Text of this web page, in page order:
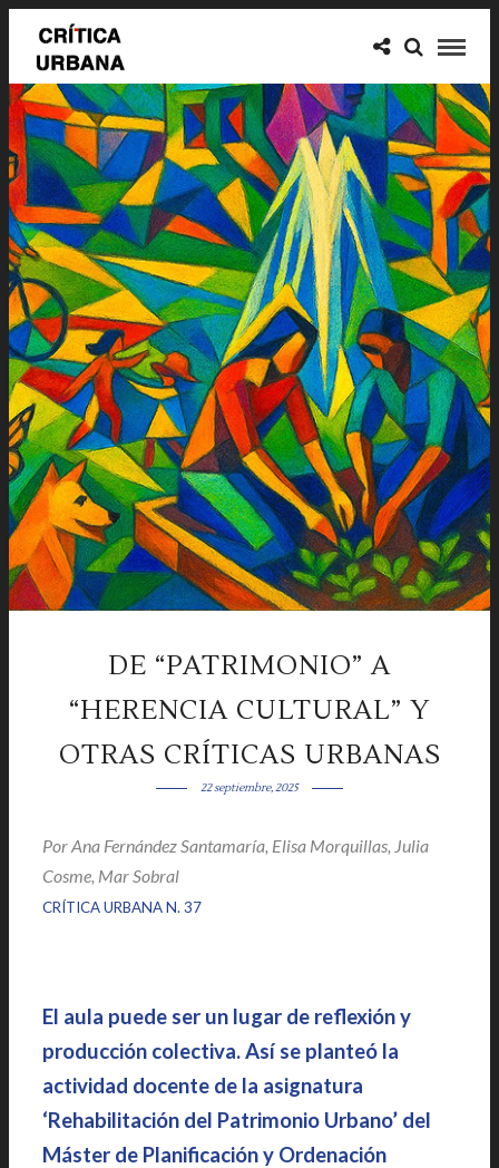
DE “PATRIMONIO” A
“HERENCIA CULTURAL” Y
OTRAS CRÍTICAS URBANAS
22 septiembre, 2025
PorAna Fernández Santamaría, Elisa Morquillas, Julia
Cosme, Mar Sobral
CRÍTICA URBANA N. 37
El aula puede ser un lugar de reflexión y
producción colectiva. Así se planteó la
actividad docente de la asignatura
‘Rehabilitación del Patrimonio Urbano’ del
Máster de Planificación y Ordenación